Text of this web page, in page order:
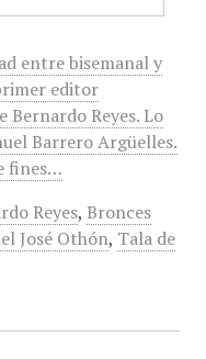
entre bisemanal y
editor
Bernardo Reyes. Lo
Barrero Argüelles.
fines…
Reyes, Bronces
José Othón, Tala de